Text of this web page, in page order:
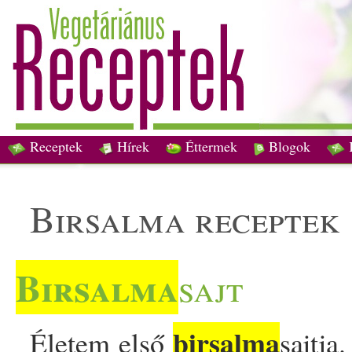
Receptek Hírek Éttermek Blogok
birsalma receptek
Birsalmasajt
Életem első birsalma